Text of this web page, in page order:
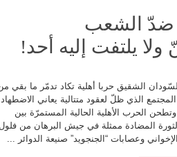
ضدّ الشعب
يلتفت إليه أحد!
الشقيق حربا أهلية تكاد تدمّر ما بقي
الذي ظلّ لعقود متتالية يعاني الاضطهاد
الحرب الأهلية الحالية المستمرّة بين
المضادة ممثلة في جيش البرهان من فلول
وعصابات “الجنجويد” صنيعة الدوائر ...